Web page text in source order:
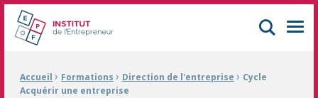
GIFOP Formation Centre de formation continue à Mulhouse
Fil d'Ariane :
Accueil › Formations › Direction de l'entreprise › Cycle
Acquérir une entreprise